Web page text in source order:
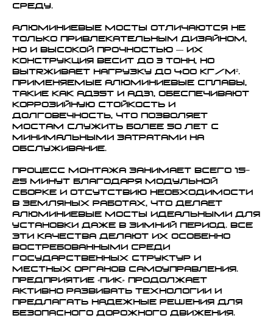
среду.
Алюминиевые мосты отличаются не
только привлекательным дизайном,
но и высокой прочностью — их
конструкция весит до 3 тонн, но
выtrживает нагрузку до 400 кг/м².
Применяемые алюминиевые сплавы,
такие как АД35Т и АД31, обеспечивают
коррозийную стойкость и
долговечность, что позволяет
мостам служить более 50 лет с
минимальными затратами на
обслуживание.
Процесс монтажа занимает всего 15-
25 минут благодаря модульной
сборке и отсутствию необходимости
в земляных работах, что делает
алюминиевые мосты идеальными для
установки даже в зимний период. Все
эти качества делают их особенно
востребованными среди
государственных структур и
местных органов самоуправления.
Предприятие «ПИК» продолжает
активно развивать технологии и
предлагать надежные решения для
безопасного дорожного движения.